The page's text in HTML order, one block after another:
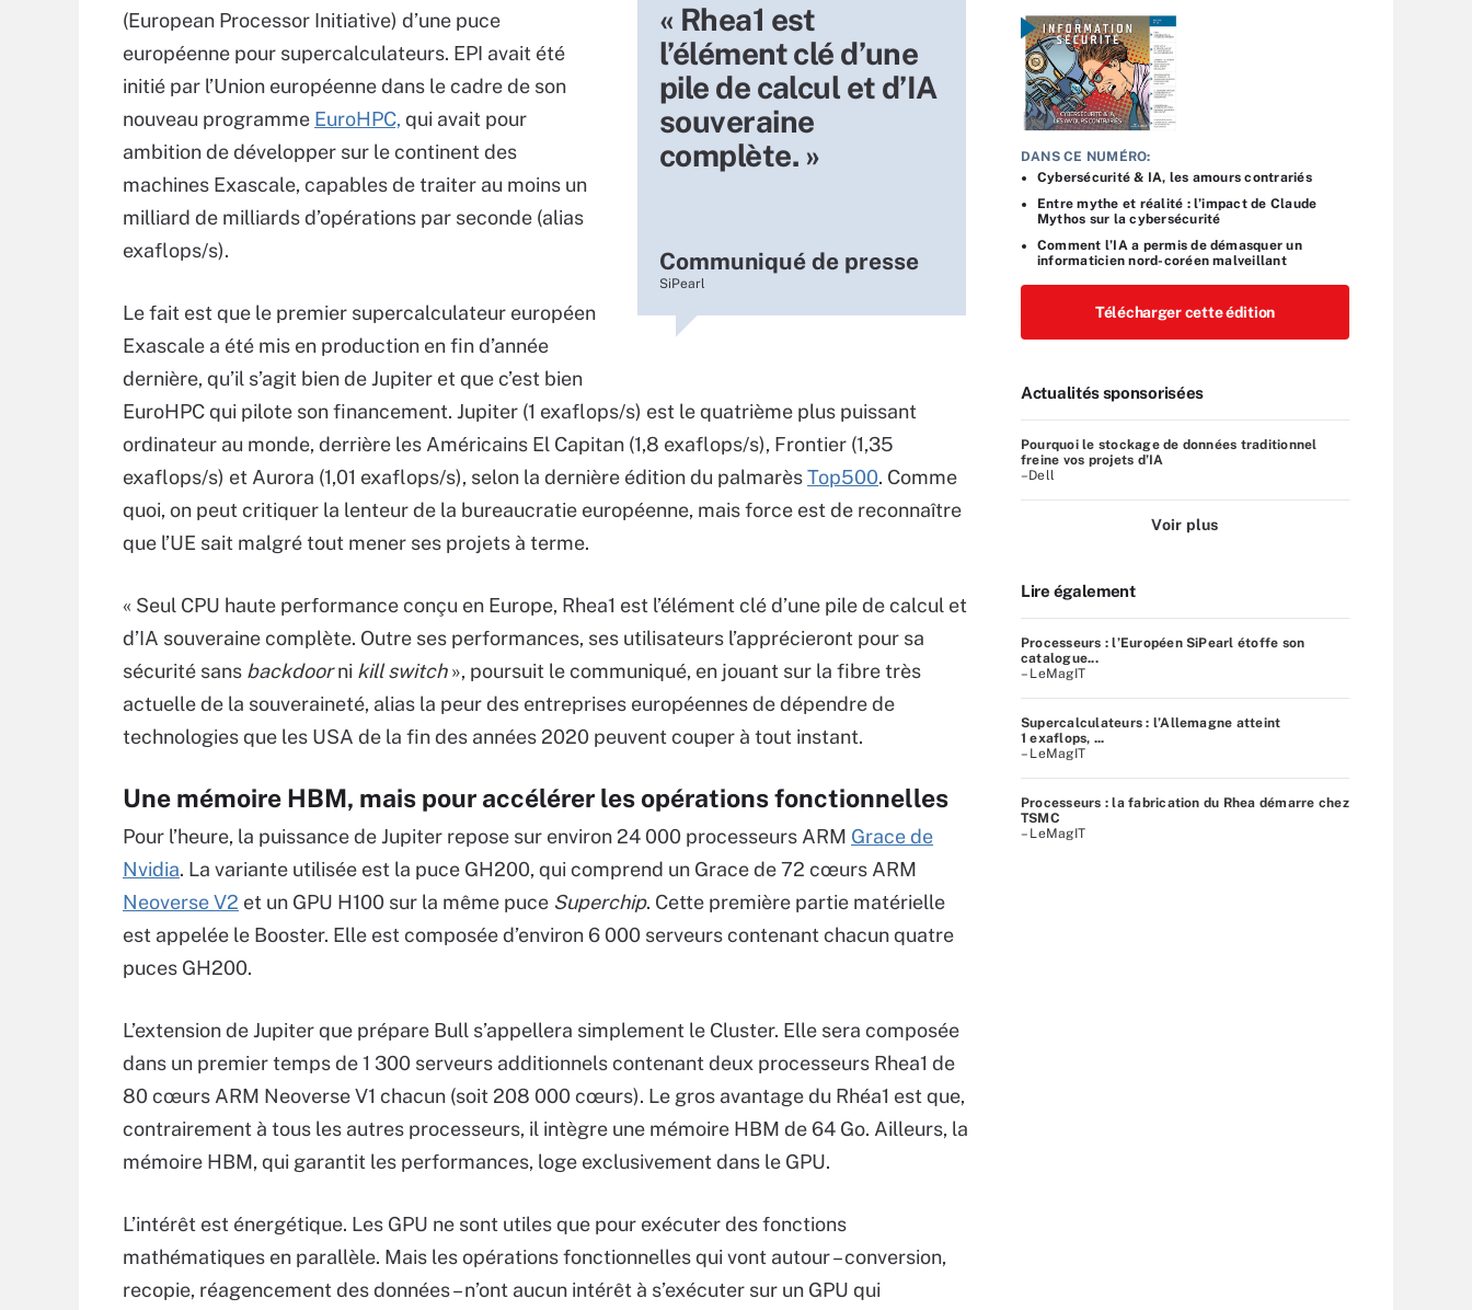
« Rhea1 est
l’élément clé d’une
pile de calcul et d’IA
souveraine
complète. »
Communiqué de presse
SiPearl
(European Processor Initiative) d’une puce
européenne pour supercalculateurs. EPI avait été
initié par l’Union européenne dans le cadre de son
nouveau programme EuroHPC, qui avait pour
ambition de développer sur le continent des
machines Exascale, capables de traiter au moins un
milliard de milliards d’opérations par seconde (alias
exaflops/s).
Le fait est que le premier supercalculateur européen
Exascale a été mis en production en fin d’année
dernière, qu’il s’agit bien de Jupiter et que c’est bien
EuroHPC qui pilote son financement. Jupiter (1 exaflops/s) est le quatrième plus puissant
ordinateur au monde, derrière les Américains El Capitan (1,8 exaflops/s), Frontier (1,35
exaflops/s) et Aurora (1,01 exaflops/s), selon la dernière édition du palmarèsTop500. Comme
quoi, on peut critiquer la lenteur de la bureaucratie européenne, mais force est de reconnaître
que l’UE sait malgré tout mener ses projets à terme.
« Seul CPU haute performance conçu en Europe, Rhea1 est l’élément clé d’une pile de calcul et
d’IA souveraine complète. Outre ses performances, ses utilisateurs l’apprécieront pour sa
sécurité sans backdoorni kill switch», poursuit le communiqué, en jouant sur la fibre très
actuelle de la souveraineté, alias la peur des entreprises européennes de dépendre de
technologies que les USA de la fin des années 2020 peuvent couper à tout instant.
Une mémoire HBM, mais pour accélérer les opérations fonctionnelles
Pour l’heure, la puissance de Jupiter repose sur environ 24 000 processeurs ARM Grace de
Nvidia. La variante utilisée est la puce GH200, qui comprend un Grace de 72 cœurs ARM
Neoverse V2 et un GPU H100 sur la même puce Superchip. Cette première partie matérielle
est appelée le Booster. Elle est composée d’environ 6 000 serveurs contenant chacun quatre
puces GH200.
L’extension de Jupiter que prépare Bull s’appellera simplement le Cluster. Elle sera composée
dans un premier temps de 1 300 serveurs additionnels contenant deux processeurs Rhea1 de
80 cœurs ARM Neoverse V1 chacun (soit 208 000 cœurs). Le gros avantage du Rhéa1 est que,
contrairement à tous les autres processeurs, il intègre une mémoire HBM de 64 Go. Ailleurs, la
mémoire HBM, qui garantit les performances, loge exclusivement dans le GPU.
L’intérêt est énergétique. Les GPU ne sont utiles que pour exécuter des fonctions
mathématiques en parallèle. Mais les opérations fonctionnelles qui vont autour – conversion,
recopie, réagencement des données – n’ont aucun intérêt à s’exécuter sur un GPU qui
DANS CE NUMÉRO:
Cybersécurité & IA, les amours contrariés
Entre mythe et réalité : l’impact de Claude
Mythos sur la cybersécurité
Comment l’IA a permis de démasquer un
informaticien nord-coréen malveillant
Télécharger cette édition
Actualités sponsorisées
Pourquoi le stockage de données traditionnel
freine vos projets d’IA
–Dell
Voir plus
Lire également
Processeurs : l’Européen SiPearl étoffe son
catalogue...
– LeMagIT
Supercalculateurs : l’Allemagne atteint
1 exaflops, ...
– LeMagIT
Processeurs : la fabrication du Rhea démarre chez
TSMC
– LeMagIT